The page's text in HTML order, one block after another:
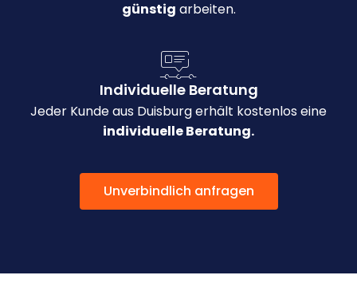
günstig arbeiten.
Individuelle Beratung
Jeder Kunde aus Duisburg erhält kostenlos eine
individuelle Beratung.
Unverbindlich anfragen